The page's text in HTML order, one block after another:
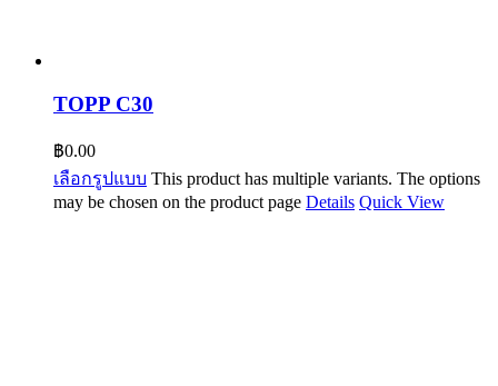
TOPP C30
฿0.00
เลือกรูปแบบ This product has multiple variants. The options
may be chosen on the product page Details Quick View